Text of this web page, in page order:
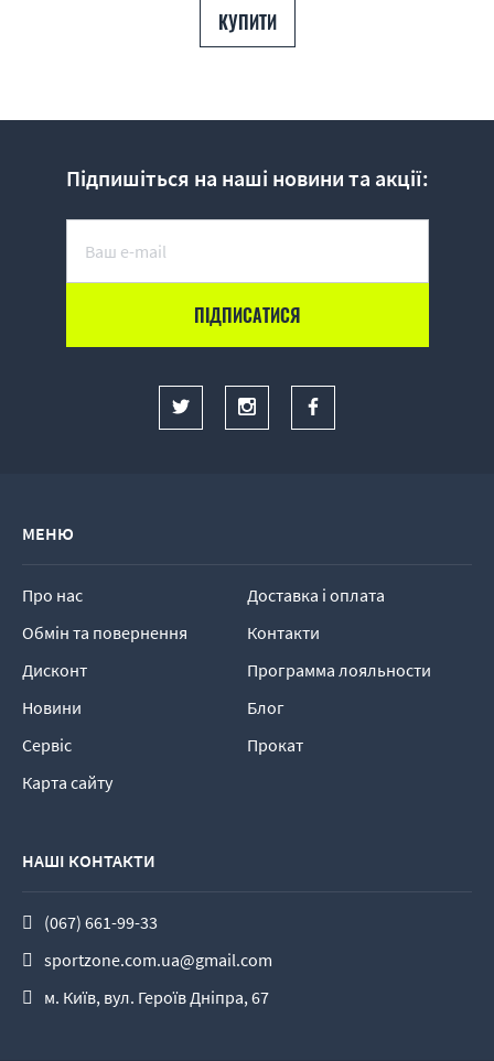
КУПИТИ
Підпишіться на наші новини та акції:
МЕНЮ
Про нас
Доставка і оплата
Обмін та повернення
Контакти
Дисконт
Программа лояльности
Новини
Блог
Сервіс
Прокат
Карта сайту
НАШІ КОНТАКТИ
(067) 661-99-33
sportzone.com.ua@gmail.com
м. Київ, вул. Героїв Дніпра, 67